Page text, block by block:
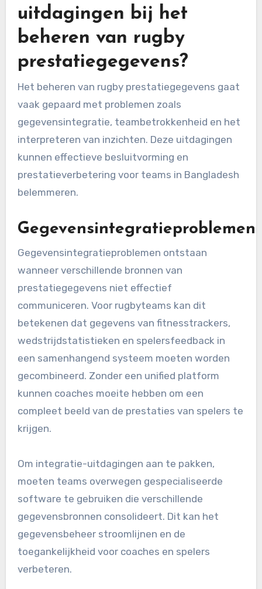
uitdagingen bij het
beheren van rugby
prestatiegegevens?
Het beheren van rugby prestatiegegevens gaat
vaak gepaard met problemen zoals
gegevensintegratie, teambetrokkenheid en het
interpreteren van inzichten. Deze uitdagingen
kunnen effectieve besluitvorming en
prestatieverbetering voor teams in Bangladesh
belemmeren.
Gegevensintegratieproblemen
Gegevensintegratieproblemen ontstaan
wanneer verschillende bronnen van
prestatiegegevens niet effectief
communiceren. Voor rugbyteams kan dit
betekenen dat gegevens van fitnesstrackers,
wedstrijdstatistieken en spelersfeedback in
een samenhangend systeem moeten worden
gecombineerd. Zonder een unified platform
kunnen coaches moeite hebben om een
compleet beeld van de prestaties van spelers te
krijgen.
Om integratie-uitdagingen aan te pakken,
moeten teams overwegen gespecialiseerde
software te gebruiken die verschillende
gegevensbronnen consolideert. Dit kan het
gegevensbeheer stroomlijnen en de
toegankelijkheid voor coaches en spelers
verbeteren.